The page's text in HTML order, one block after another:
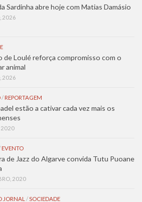
Sardinha abre hoje com Matias Damásio
2026
de Loulé reforça compromisso com o
animal
2026
/ REPORTAGEM
estão a cativar cada vez mais os
2020
EVENTO
de Jazz do Algarve convida Tutu Puoane
2020
JORNAL /SOCIEDADE